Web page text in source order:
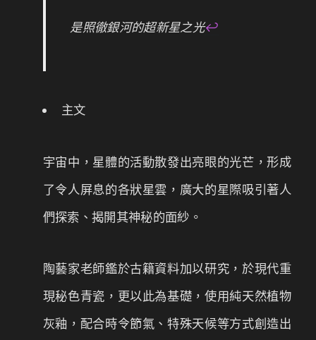
是照徹銀河的超新星之光↩
主文
宇宙中，星體的活動散發出亮眼的光芒，形成
了令人屏息的各狀星雲，廣大的星際吸引著人
們探索、揭開其神秘的面紗。
陶藝家老師鑑於古籍資料加以研究，於現代重
現秘色青瓷，更以此為基礎，使用純天然植物
灰釉，配合時令節氣、特殊天候等方式創造出